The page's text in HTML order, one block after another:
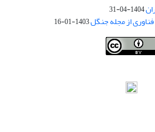
1404-04-31
از مجله جنگل1403-01-16